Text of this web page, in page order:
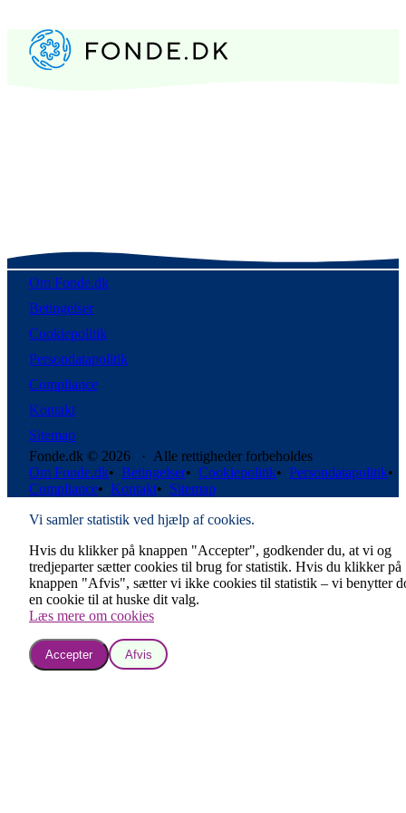
Om Fonde.dk
Betingelser
Cookiepolitik
Persondatapolitik
Compliance
Kontakt
Sitemap
Fonde.dk © 2026 · Alle rettigheder forbeholdes
Om Fonde.dk• Betingelser• Cookiepolitik• Persondatapolitik•
Compliance• Kontakt• Sitemap
Vi samler statistik ved hjælp af cookies.
Hvis du klikker på knappen "Accepter", godkender du, at vi og
tredjeparter sætter cookies til brug for statistik. Hvis du klikker på
knappen "Afvis", sætter vi ikke cookies til statistik – vi benytter
en cookie til at huske dit valg.
Læs mere om cookies
Accepter Afvis